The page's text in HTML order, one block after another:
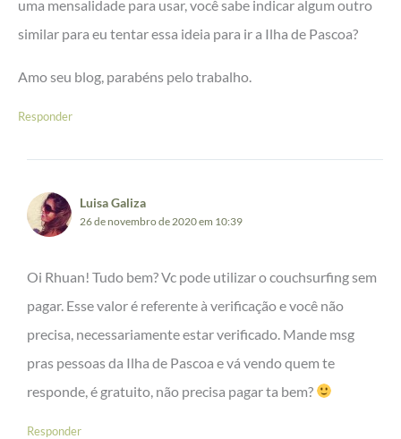
uma mensalidade para usar, você sabe indicar algum outro
similar para eu tentar essa ideia para ir a Ilha de Pascoa?
Amo seu blog, parabéns pelo trabalho.
Responder
Luisa Galiza
26 de novembro de 2020 em 10:39
Oi Rhuan! Tudo bem? Vc pode utilizar o couchsurfing sem
pagar. Esse valor é referente à verificação e você não
precisa, necessariamente estar verificado. Mande msg
pras pessoas da Ilha de Pascoa e vá vendo quem te
responde, é gratuito, não precisa pagar ta bem?
Responder